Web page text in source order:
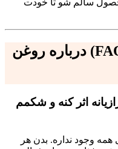
پرسش و پاسخ متداول (FAQ) درباره روغن
اثر کنه و شکمم
وجود نداره. بدن هر